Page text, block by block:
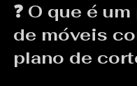
❓ O que é
de móveis
plano de